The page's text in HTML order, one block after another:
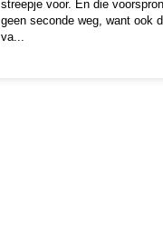
streepje voor. En die
geen seconde weg, want ook
va...